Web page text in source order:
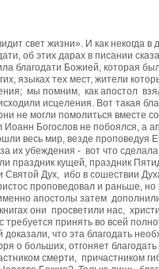
свет жизни». И как
об этих дарах в писании
благодати Божией, которая
языках тех мест, жители
мы помним, как апостол
исцеления. Вот такая
не могли помолиться
Богослов не побоялся, а
весь мир, везде
их убеждения - вот что
праздник кущей, праздник
Дух, ибо в сошествии
проповедовал и раньше,
апостолы затем
они просветили нас,
принять во всей
что эта благодать
о больших, отгоняет
смерти, причастником